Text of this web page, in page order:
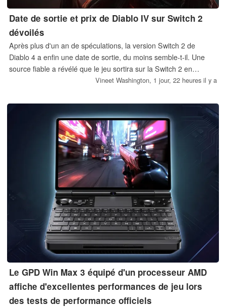
Date de sortie et prix de Diablo IV sur Switch 2
dévoilés
Après plus d'un an de spéculations, la version Switch 2 de
Diablo 4 a enfin une date de sortie, du moins semble-t-il. Une
source fiable a révélé que le jeu sortira sur la Switch 2 en
septembre, avec une annonce possible lors de la Gamescom.
Vineet Washington, 1 jour, 22 heures il y a
Le GPD Win Max 3 équipé d'un processeur AMD
affiche d'excellentes performances de jeu lors
des tests de performance officiels